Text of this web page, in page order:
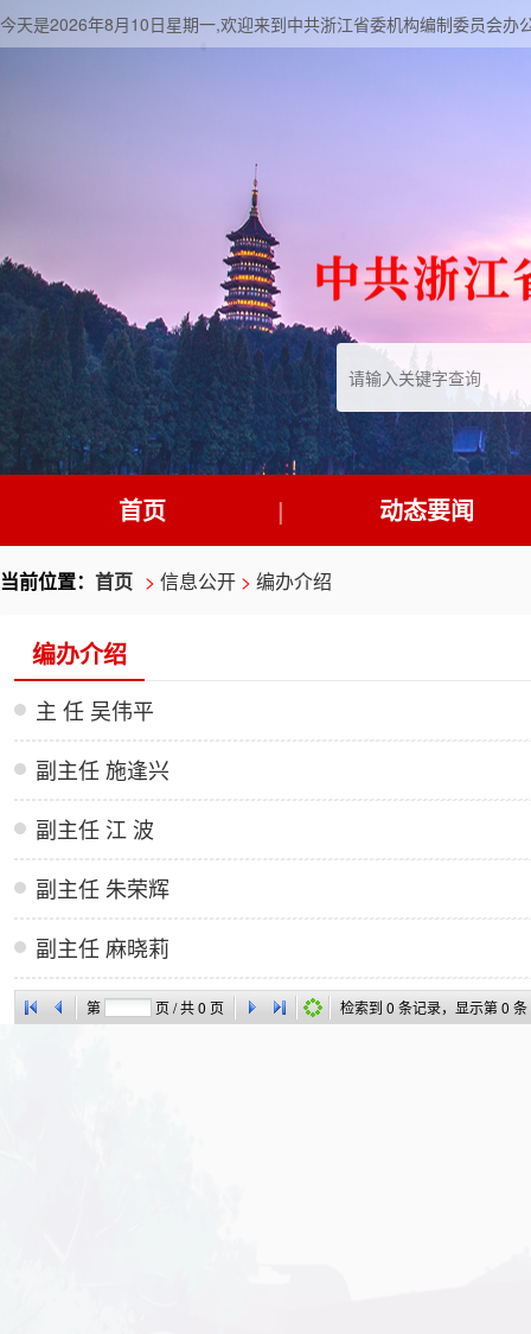
今天是2026年8月10日星期一,欢迎来到中共浙江省委机构编制委员会办
首页 动态要闻
当前位置： 首页 > 信息公开 > 编办介绍
编办介绍
主 任 吴伟平
副主任 施逢兴
副主任 江 波
副主任 朱荣辉
副主任 麻晓莉
第 页 / 共0 页 检索到 0 条记录，显示第0